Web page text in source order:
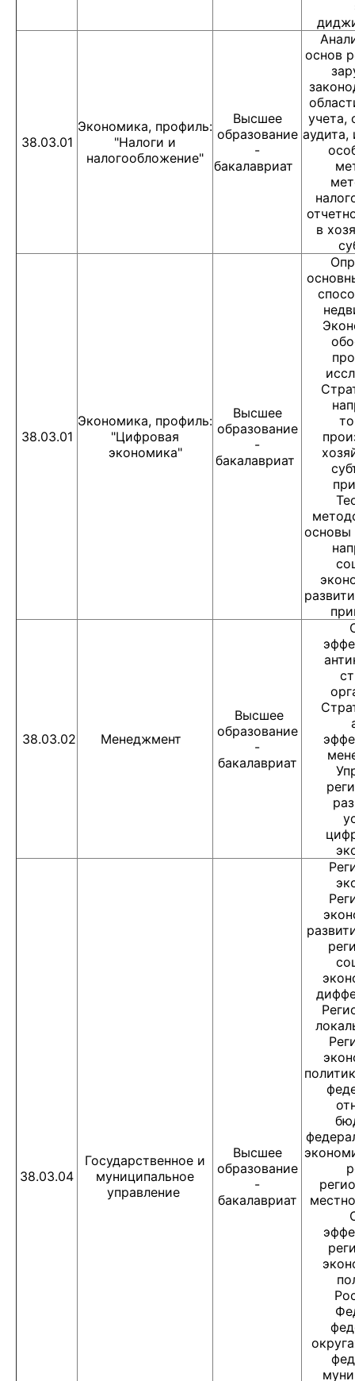
38.03.01
Экономика, профиль:
"Налоги и
налогообложение"
Высшее
образование
-
бакалавриат
основ
учета,
аудита,
в
38.03.01
Экономика, профиль:
"Цифровая
экономика"
Высшее
образование
-
бакалавриат
основы
38.03.02 Менеджмент
Высшее
образование
-
бакалавриат
38.03.04
Государственное и
муниципальное
управление
Высшее
образование
-
бакалавриат